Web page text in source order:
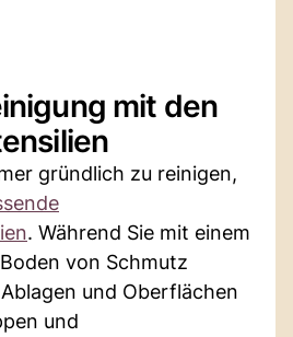
mit den
gründlich zu reinigen,
. Während Sie mit einem
von Schmutz
und Oberflächen
und